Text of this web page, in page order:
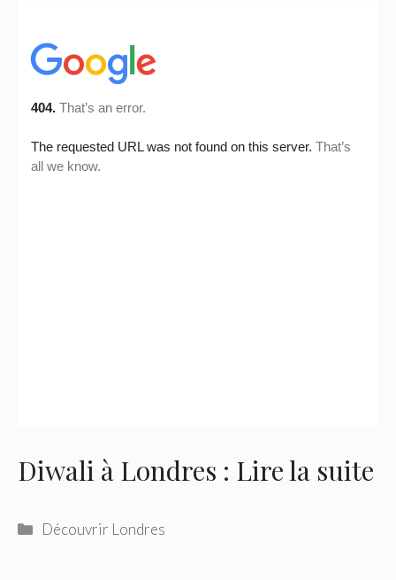
Diwali à Londres : Lire la suite
Catégories
Découvrir Londres